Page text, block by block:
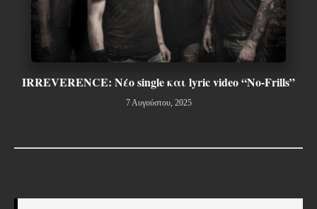
IRREVERENCE: Nέο single και lyric video “No-Frills”
7 Αυγούστου, 2025